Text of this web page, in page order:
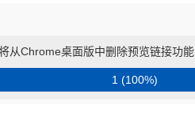
从Chrome桌面版中删除预览链接功
1 (100%)